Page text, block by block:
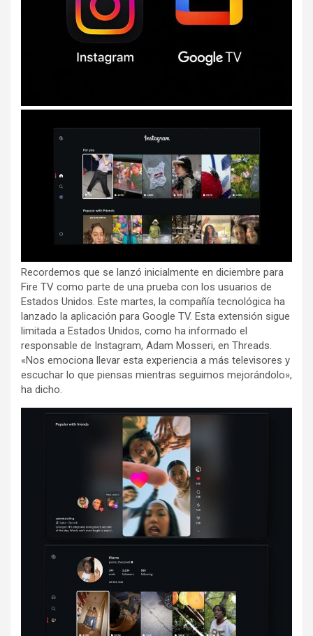
Recordemos que se lanzó inicialmente en diciembre para
Fire TV como parte de una prueba con los usuarios de
Estados Unidos. Este martes, la compañía tecnológica ha
lanzado la aplicación para Google TV. Esta extensión sigue
limitada a Estados Unidos, como ha informado el
responsable de Instagram, Adam Mosseri, en Threads.
«Nos emociona llevar esta experiencia a más televisores y
escuchar lo que piensas mientras seguimos mejorándolo»,
ha dicho.